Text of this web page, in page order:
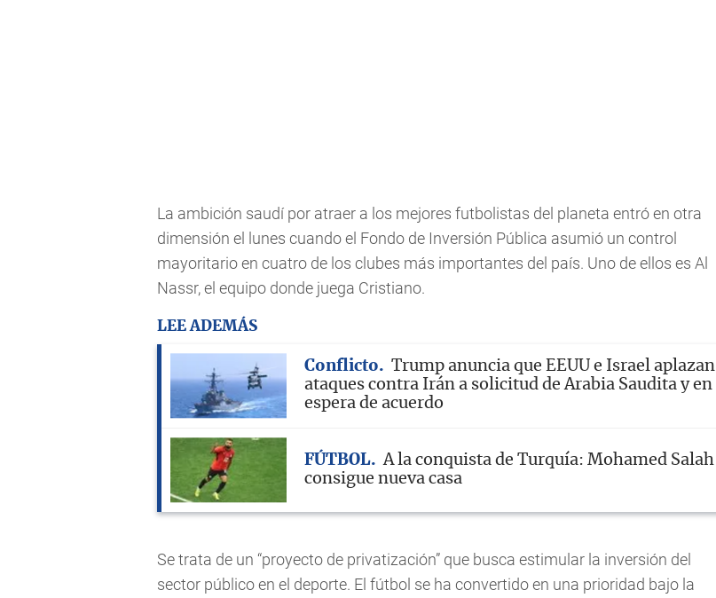
La ambición saudí por atraer a los mejores futbolistas del planeta entró en otra
dimensión el lunes cuando el Fondo de Inversión Pública asumió un control
mayoritario en cuatro de los clubes más importantes del país. Uno de ellos es Al
Nassr, el equipo donde juega Cristiano.
LEE ADEMÁS
Conflicto
Trump anuncia que EEUU e Israel aplazan
ataques contra Irán a solicitud de Arabia Saudita y en
espera de acuerdo
FÚTBOL
A la conquista de Turquía: Mohamed Salah
consigue nueva casa
Se trata de un “proyecto de privatización” que busca estimular la inversión del
sector público en el deporte. El fútbol se ha convertido en una prioridad bajo la